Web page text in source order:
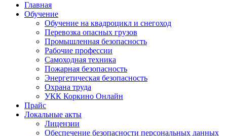
Главная
Обучение
Обучение на квадроцикл и снегоход
Перевозка опасных грузов
Промышленная безопасность
Рабочие профессии
Самоходная техника
Пожарная безопасность
Энергетическая безопасность
Охрана труда
УКК Коркино Онлайн
Прайс
Локальные акты
Лицензии
Обеспечение безопасности персональных данных